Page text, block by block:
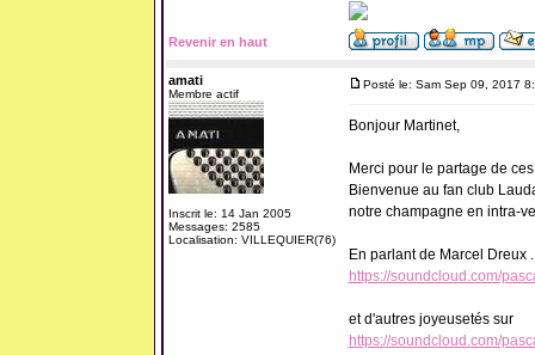
Revenir en haut
amati
Membre actif
Inscrit le: 14 Jan 2005
Messages: 2585
Localisation: VILLEQUIER(76)
Posté le: Sam Sep 09, 2017
Bonjour Martinet,
Merci pour le partage de
Bienvenue au fan club
notre champagne en intra-
En parlant de Marcel Dreux
https://soundcloud.com/
et d'autres joyeusetés sur
https://soundcloud.com/